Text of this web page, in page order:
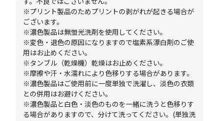
※プリント製品のためプリントの剥がれが起きる場合が
ございます。
※濃色製品は無蛍光洗剤を使用してください。
※変色・退色の原因になりますので塩素系漂白剤のご使
用はお止めください。
※タンブル（乾燥機）乾燥はお止めください。
※摩擦や汗・水濡れにより色移りする場合があります。
※濃色製品はご使用前に一度単独で洗濯し、淡色の衣類
との併用はお避けください。
※濃色製品と白色・淡色のものを一緒に洗うと色移りす
る場合がありますので、分けて洗ってください。(単独洗